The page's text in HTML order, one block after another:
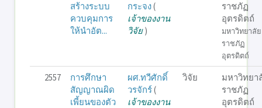
สร้างระบบ
ควบคุมการ
ให้นำอัต...
กระจง(
เจ้าของงาน
วิจัย)
ราชภัฏ
อุตรดิตถ์
มหาวิทยาลัย
ราชภัฏ
อุตรดิตถ์
2557
การศึกษา
สัญญาณผิด
เพี้ยนของตัว
ผศ.ทวีศักดิ์
วรจักร์(
เจ้าของงาน
วิจัย
มหาวิทยา
ราชภัฏ
อุตรดิตถ์